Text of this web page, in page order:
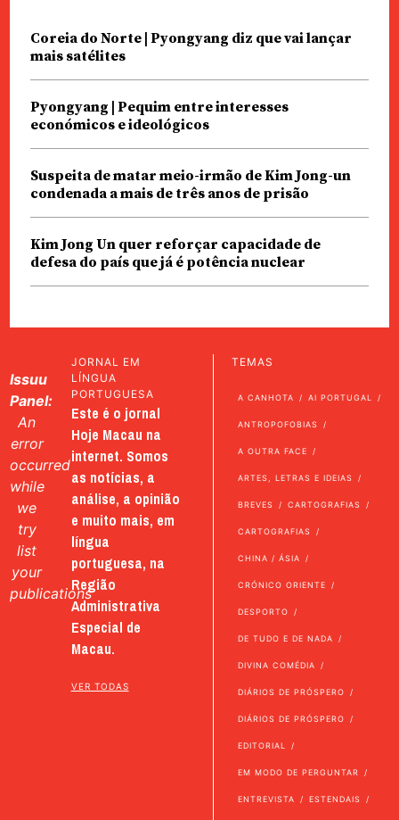
Coreia do Norte | Pyongyang diz que vai lançar
mais satélites
Pyongyang | Pequim entre interesses
económicos e ideológicos
Suspeita de matar meio-irmão de Kim Jong-un
condenada a mais de três anos de prisão
Kim Jong Un quer reforçar capacidade de
defesa do país que já é potência nuclear
Issuu
Panel:
An
error
occurred
while
we
try
list
your
publications
JORNAL EM
LÍNGUA
PORTUGUESA
Este é o jornal
Hoje Macau na
internet. Somos
as notícias, a
análise, a opinião
e muito mais, em
língua
portuguesa, na
Região
Administrativa
Especial de
Macau.
VER TODAS
TEMAS
A CANHOTA AI PORTUGAL
ANTROPOFOBIAS
A OUTRA FACE
ARTES, LETRAS E IDEIAS
BREVES CARTOGRAFIAS
CARTOGRAFIAS
CHINA / ÁSIA
CRÓNICO ORIENTE
DESPORTO
DE TUDO E DE NADA
DIVINA COMÉDIA
DIÁRIOS DE PRÓSPERO
DIÁRIOS DE PRÓSPERO
EDITORIAL
EM MODO DE PERGUNTAR
ENTREVISTA ESTENDAIS